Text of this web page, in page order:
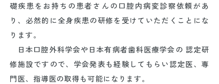
礎疾患をお持ちの患者さんの口腔内病変診察依頼があ
り、必然的に全身疾患の研修を受けていただくことにな
ります。
日本口腔外科学会や日本有病者歯科医療学会の 認定研
修施設ですので、学会発表も経験してもらい認定医、専
門医、指導医の取得も可能になります。